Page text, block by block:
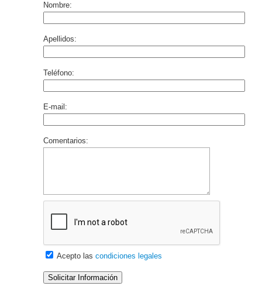
Nombre:
Apellidos:
Teléfono:
E-mail:
Comentarios:
Acepto las condiciones legales